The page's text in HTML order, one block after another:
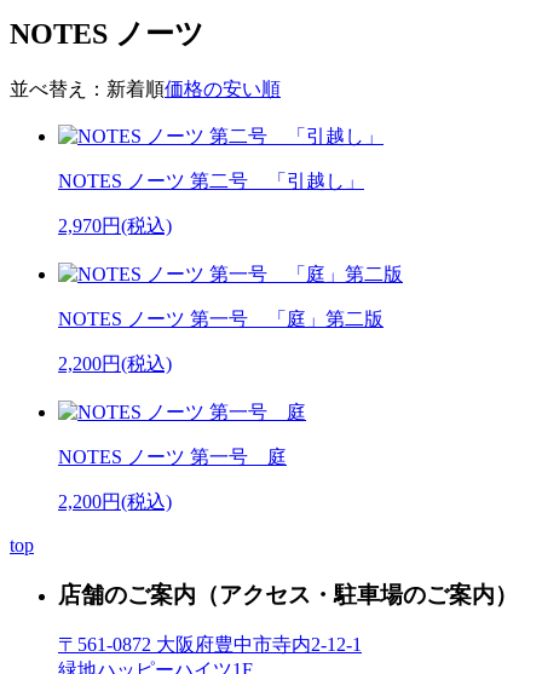
NOTES ノーツ
並べ替え： 新着順価格の安い順
NOTES ノーツ 第二号 「引越し」
2,970円(税込)
NOTES ノーツ 第一号 「庭」第二版
2,200円(税込)
NOTES ノーツ 第一号 庭
2,200円(税込)
top
店舗のご案内 （アクセス・駐車場のご案内）
〒561-0872 大阪府豊中市寺内2-12-1